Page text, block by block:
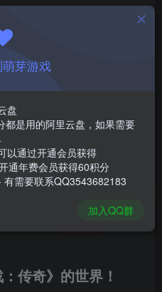
1
登录购买
742.5 MB
传奇》的世界！
芽游戏
盘
是用的阿里云盘，如果需要
以通过开通会员获得
通年费会员获得60积分
需要联系QQ3543682183
加入QQ群